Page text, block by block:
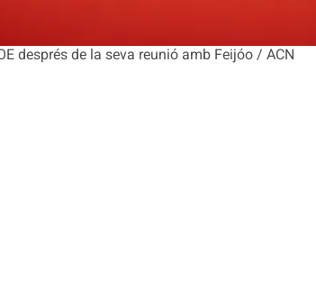
després de la seva reunió amb Feijóo / ACN